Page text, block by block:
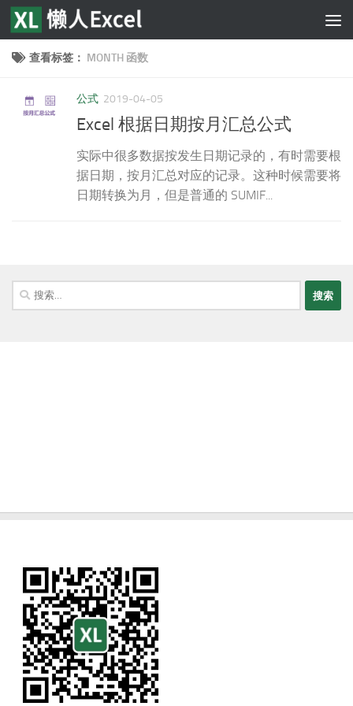
跳至内容
查看标签： MONTH 函数
公式 2019-04-05
Excel 根据日期按月汇总公式
实际中很多数据按发生日期记录的，有时需要根
据日期，按月汇总对应的记录。这种时候需要将
日期转换为月，但是普通的 SUMIF...
搜
索：